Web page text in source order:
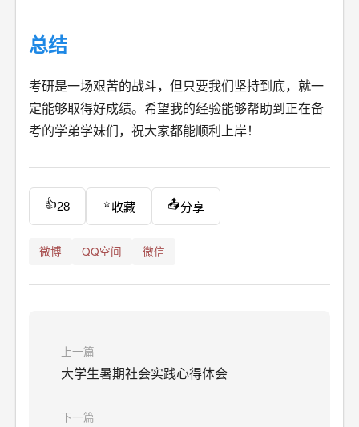
总结
考研是一场艰苦的战斗，但只要我们坚持到底，就一
定能够取得好成绩。希望我的经验能够帮助到正在备
考的学弟学妹们，祝大家都能顺利上岸！
👍28 ⭐收藏 📤分享
微博 QQ空间 微信
上一篇
大学生暑期社会实践心得体会
下一篇